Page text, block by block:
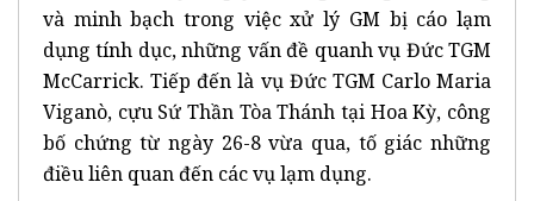
và minh bạch trong việc xử lý GM bị cáo lạm
dụng tính dục, những vấn đề quanh vụ Đức TGM
McCarrick. Tiếp đến là vụ Đức TGM Carlo Maria
Viganò, cựu Sứ Thần Tòa Thánh tại Hoa Kỳ, công
bố chứng từ ngày 26-8 vừa qua, tố giác những
điều liên quan đến các vụ lạm dụng.